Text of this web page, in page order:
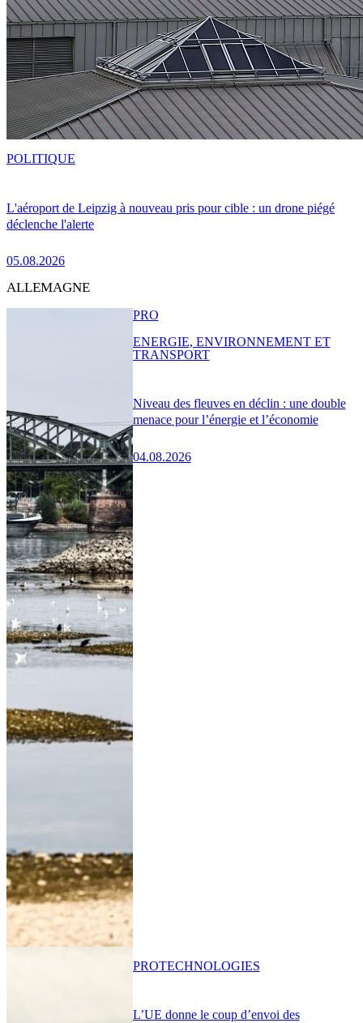
L'aéroport de Leipzig à nouveau pris pour cible : un drone piégé
déclenche l'alerte
05.08.2026
POLITIQUE
ALLEMAGNE
Niveau des fleuves en déclin : une double
menace pour l’énergie et l’économie
04.08.2026
PRO
ENERGIE, ENVIRONNEMENT ET
TRANSPORT
L’UE donne le coup d’envoi des
PROTECHNOLOGIES